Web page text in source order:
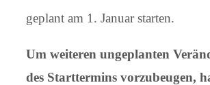
geplant am 1. Januar starten.
Um weiteren ungeplanten
des Starttermins vorzubeugen,